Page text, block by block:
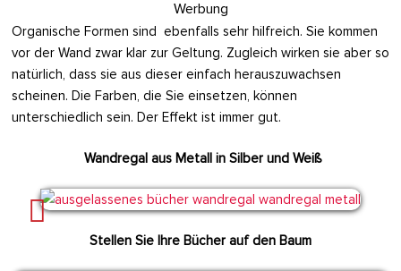
Werbung
Organische Formen sind ebenfalls sehr hilfreich. Sie kommen
vor der Wand zwar klar zur Geltung. Zugleich wirken sie aber so
natürlich, dass sie aus dieser einfach herauszuwachsen
scheinen. Die Farben, die Sie einsetzen, können
unterschiedlich sein. Der Effekt ist immer gut.
Wandregal aus Metall in Silber und Weiß
Stellen Sie Ihre Bücher auf den Baum